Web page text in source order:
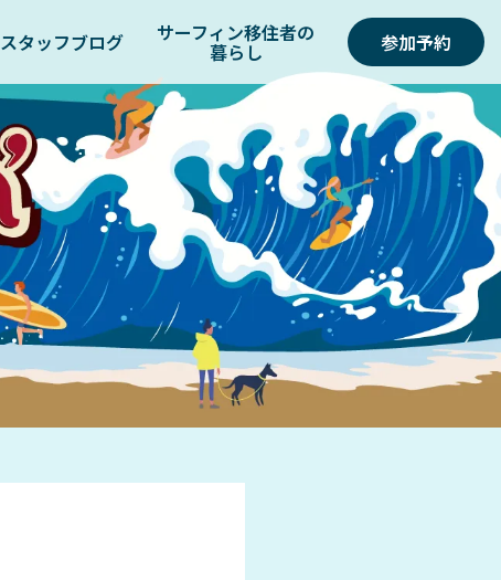
スタッフブログ サーフィン移住者の
暮らし 参加予約